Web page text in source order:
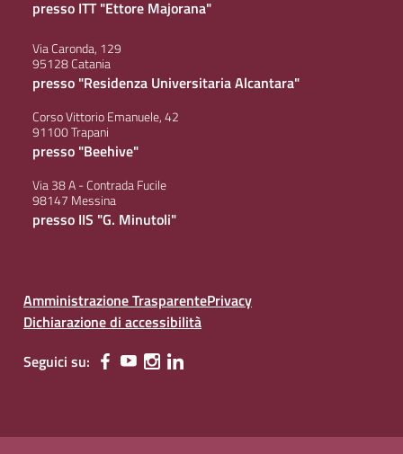
presso ITT "Ettore Majorana"
Via Caronda, 129
95128 Catania
presso "Residenza Universitaria Alcantara"
Corso Vittorio Emanuele, 42
91100 Trapani
presso "Beehive"
Via 38 A - Contrada Fucile
98147 Messina
presso IIS "G. Minutoli"
Amministrazione TrasparentePrivacy
Dichiarazione di accessibilità
Seguici su: